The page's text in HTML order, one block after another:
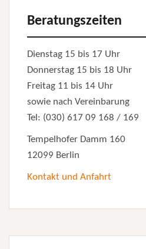
Beratungszeiten
Dienstag 15 bis 17 Uhr
Donnerstag 15 bis 18 Uhr
Freitag 11 bis 14 Uhr
sowie nach Vereinbarung
Tel: (030) 617 09 168 / 169
Tempelhofer Damm 160
12099 Berlin
Kontakt und Anfahrt